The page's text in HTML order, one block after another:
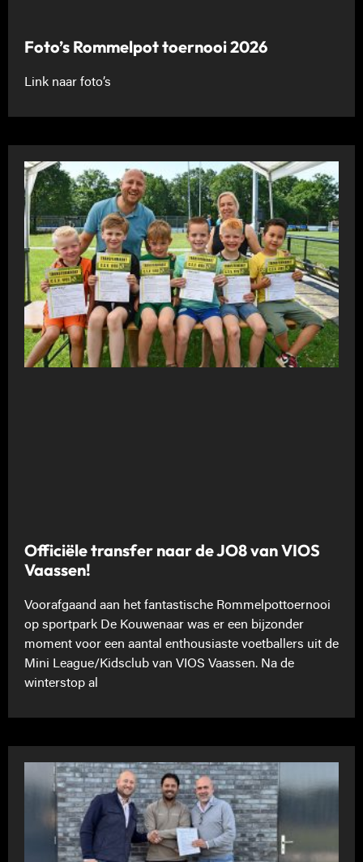
Foto’s Rommelpot toernooi 2026
Link naar foto’s
Officiële transfer naar de JO8 van VIOS
Vaassen!
Voorafgaand aan het fantastische Rommelpottoernooi
op sportpark De Kouwenaar was er een bijzonder
moment voor een aantal enthousiaste voetballers uit de
Mini League/Kidsclub van VIOS Vaassen. Na de
winterstop al